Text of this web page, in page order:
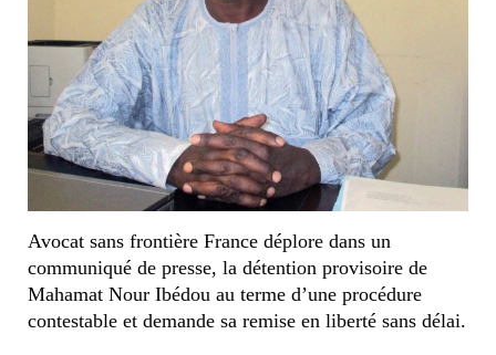
Avocat sans frontière France déplore dans un
communiqué de presse, la détention provisoire de
Mahamat Nour Ibédou au terme d’une procédure
contestable et demande sa remise en liberté sans délai.